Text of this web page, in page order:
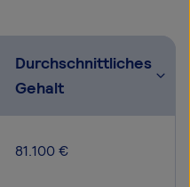
Durchschnittliches
Gehalt
81.100 €